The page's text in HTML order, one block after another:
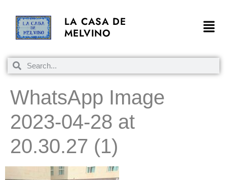
LA CASA DE
MELVINO
WhatsApp Image
2023-04-28 at
20.30.27 (1)